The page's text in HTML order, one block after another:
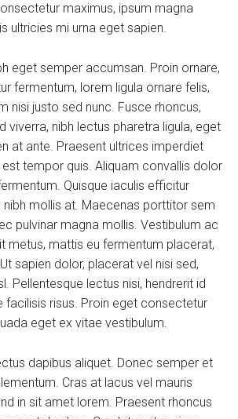
maximus, ipsum magna
ultricies mi urna eget sapien.
eget semper accumsan. Proin ornare,
fermentum, lorem ligula ornare felis,
nisi justo sed nunc. Fusce rhoncus,
viverra, nibh lectus pharetra ligula, eget
at ante. Praesent ultrices imperdiet
tempor quis. Aliquam convallis dolor
Quisque iaculis efficitur
nibh mollis at. Maecenas porttitor sem
pulvinar magna mollis. Vestibulum ac
metus, mattis eu fermentum placerat,
sapien dolor, placerat vel nisi sed,
Pellentesque lectus nisi, hendrerit id
facilisis risus. Proin eget consectetur
eget ex vitae vestibulum.
dapibus aliquet. Donec semper et
Cras at lacus vel mauris
in sit amet lorem. Praesent rhoncus